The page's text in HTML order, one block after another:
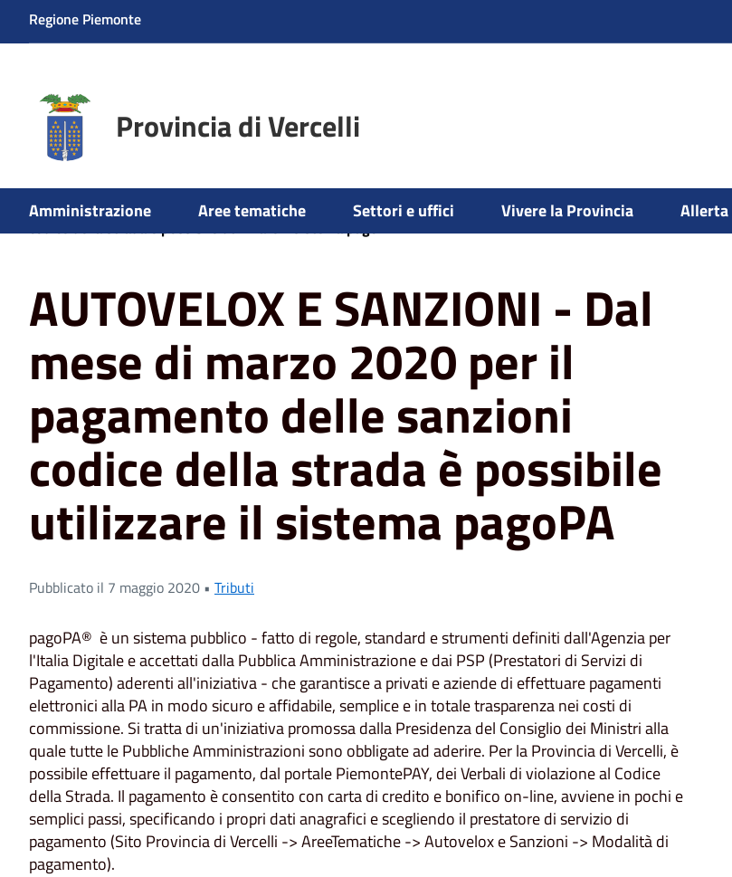
Regione Piemonte
Provincia di Vercelli
Amministrazione Aree tematiche Settori e uffici Vivere la Provincia Allerta
Home News
AUTOVELOX E SANZIONI - Dal mese di marzo 2020 per il pagamento delle sanzioni
AUTOVELOX E SANZIONI - Dal
mese di marzo 2020 per il
pagamento delle sanzioni
codice della strada è possibile
utilizzare il sistema pagoPA
Pubblicato il 7 maggio 2020 • Tributi
pagoPA® è un sistema pubblico - fatto di regole, standard e strumenti definiti dall'Agenzia per
l'Italia Digitale e accettati dalla Pubblica Amministrazione e dai PSP (Prestatori di Servizi di
Pagamento) aderenti all'iniziativa - che garantisce a privati e aziende di effettuare pagamenti
elettronici alla PA in modo sicuro e affidabile, semplice e in totale trasparenza nei costi di
commissione. Si tratta di un'iniziativa promossa dalla Presidenza del Consiglio dei Ministri alla
quale tutte le Pubbliche Amministrazioni sono obbligate ad aderire. Per la Provincia di Vercelli, è
possibile effettuare il pagamento, dal portale PiemontePAY, dei Verbali di violazione al Codice
della Strada. Il pagamento è consentito con carta di credito e bonifico on-line, avviene in pochi e
semplici passi, specificando i propri dati anagrafici e scegliendo il prestatore di servizio di
pagamento (Sito Provincia di Vercelli -> AreeTematiche -> Autovelox e Sanzioni -> Modalità di
pagamento).